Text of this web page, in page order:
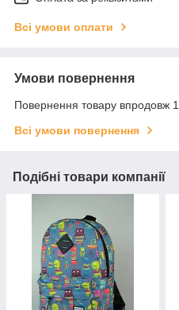
Всі умови оплати
Умови повернення
Повернення товару впродовж
Всі умови повернення
Подібні товари компанії